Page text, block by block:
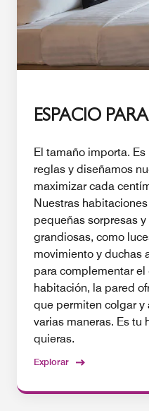
ESPACIO
El tamaño importa.
reglas y diseñamos
maximizar cada
Nuestras
pequeñas sorpresas
grandiosas, como
movimiento y duchas
para complementar
habitación, la pared
que permiten colgar y
varias maneras. Es tu
quieras.
Explorar